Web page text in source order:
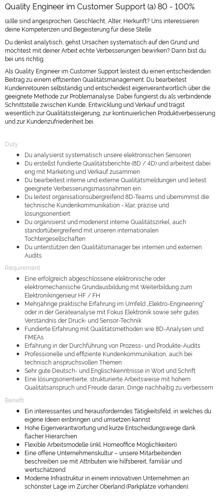
Quality Engineer im Customer Support (a) 80 - 100%
(a)lle sind angesprochen. Geschlecht, Alter, Herkunft? Uns interessieren
deine Kompetenzen und Begeisterung für diese Stelle.
Du denkst analytisch, gehst Ursachen systematisch auf den Grund und
möchtest mit deiner Arbeit echte Verbesserungen bewirken? Dann bist du
bei uns richtig.
Als Quality Engineer im Customer Support leistest du einen entscheidenden
Beitrag zu einem effizienten Qualitätsmanagement. Du bearbeitest
Kundenretouren selbständig und entscheidest eigenverantwortlich über die
geeignete Methode zur Problemanalyse. Dabei fungierst du als verbindende
Schnittstelle zwischen Kunde, Entwicklung und Verkauf und trägst
wesentlich zur Qualitätssteigerung, zur kontinuierlichen Produktverbesserung
und zur Kundenzufriedenheit bei.
Duty
Du analysierst systematisch unsere elektronischen Sensoren
Du erstellst fundierte Qualitätsberichte (8D / 4D) und arbeitest dabei
eng mit Marketing und Verkauf zusammen
Du bearbeitest interne und externe Qualitätsmeldungen und leitest
geeignete Verbesserungsmassnahmen ein
Du leitest organisationsübergreifend 8D-Teams und übernimmst die
technische Kundenkommunikation - klar, präzise und
lösungsorientiert
Du organisierst und moderierst interne Qualitätszirkel, auch
standortübergreifend mit unseren internationalen
Tochtergesellschaften
Du unterstützen den Qualitätsmanager bei internen und externen
Audits
Requirement
Eine erfolgreich abgeschlossene elektronische oder
elektromechanische Grundausbildung mit Weiterbildung zum
Elektronikingenieur HF / FH
Mehrjährige praktische Erfahrung im Umfeld „Elektro-Engineering“
oder in der Geräteanalyse mit Fokus Elektronik sowie sehr gutes
Verständnis der Druck- und Sensor-Technik
Fundierte Erfahrung mit Qualitätsmethoden wie 8D-Analysen und
FMEAs
Erfahrung in der Durchführung von Prozess- und Produkte-Audits
Professionelle und effiziente Kundenkommunikation, auch bei
technisch anspruchsvollen Themen
Sehr gute Deutsch- und Englischkenntnisse in Wort und Schrift
Eine lösungsorientierte, strukturierte Arbeitsweise mit hohem
Qualitätsanspruch und Freude daran, Dinge nachhaltig zu verbessern
Benefit
Ein interessantes und herausforderndes Tätigkeitsfeld, in welches du
eigene Ideen einbringen und umsetzen kannst
Hohe Eigenverantwortung und kurze Entscheidungswege dank
flacher Hierarchien
Flexible Arbeitsmodelle (inkl. Homeoffice Möglichkeiten)
Eine offene Unternehmenskultur – unsere Mitarbeitenden
beschreiben sie mit Attributen wie hilfsbereit, familiär und
wertschätzend
Moderne Infrastruktur in einem innovativen Unternehmen an
schönster Lage im Zürcher Oberland (Parkplätze vorhanden).